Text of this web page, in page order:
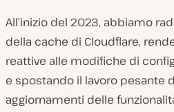
All’inizio del 2023, abbiamo
della cache di Cloudflare,
reattive alle modifiche di
e spostando il lavoro pesante
aggiornamenti delle